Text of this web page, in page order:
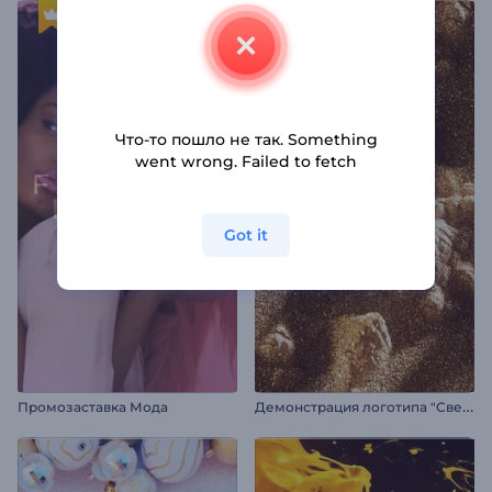
Промозаставка Мода Д
емонстрация логотипа "Сверкающий песок"
Что-то пошло не так. Something
went wrong. Failed to fetch
Got it